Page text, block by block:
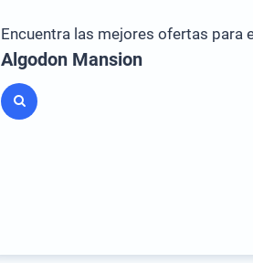
Encuentra las mejores ofertas para
Algodon Mansion